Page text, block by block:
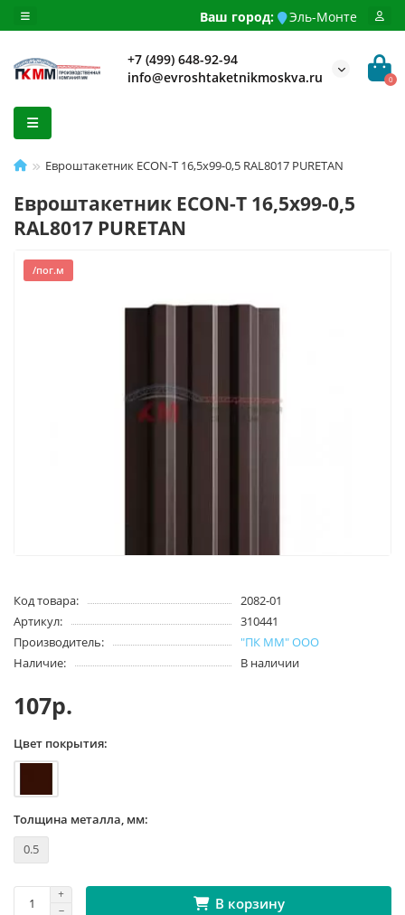
Ваш город: Эль-Монте
+7 (499) 648-92-94
info@evroshtaketnikmoskva.ru
0
Евроштакетник ECON-T 16,5х99-0,5 RAL8017 PURETAN
Евроштакетник ECON-T 16,5х99-0,5
RAL8017 PURETAN
/пог.м
Код товара:
2082-01
Артикул:
310441
Производитель:
"ПК ММ" ООО
Наличие:
В наличии
107р.
Цвет покрытия:
Толщина металла, мм:
0.5
В корзину